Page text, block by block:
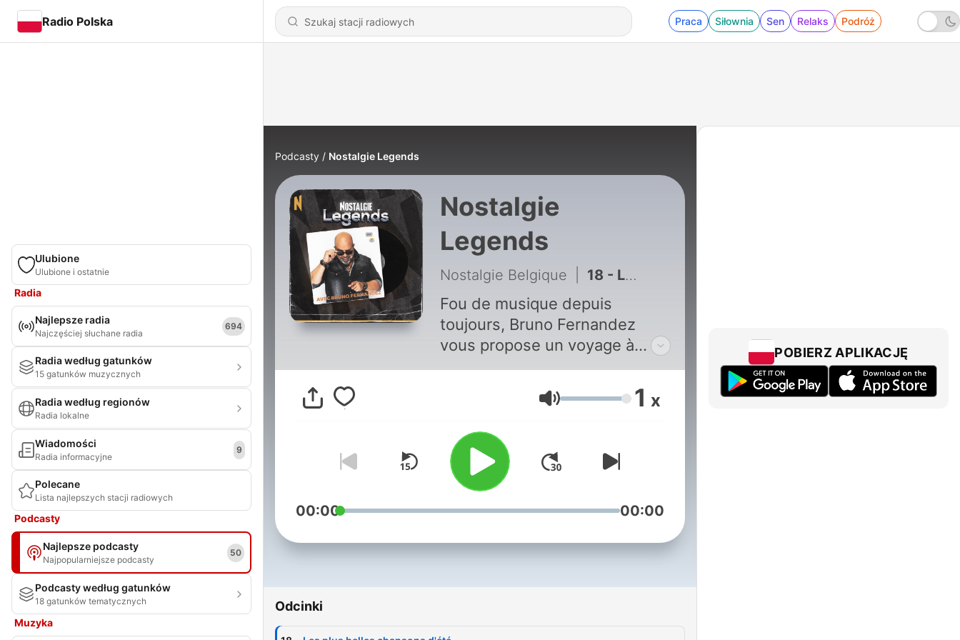
Radio Polska Praca Siłownia Sen Relaks Podróż
Ulubione
Ulubione i ostatnie
Radia
Najlepsze radia
Najczęściej słuchane radia
694
Radia według gatunków
15 gatunków muzycznych
Radia według regionów
Radia lokalne
Wiadomości
Radia informacyjne
9
Polecane
Lista najlepszych stacji radiowych
Podcasty
Najlepsze podcasty
Najpopularniejsze podcasty
50
Podcasty według gatunków
18 gatunków tematycznych
Muzyka
Podcasty Nostalgie Legends
Nostalgie
Legends
Nostalgie Belgique 18 - Les plus belles chansons d'été
Fou de musique depuis
toujours, Bruno Fernandez
vous propose un voyage à
travers les vies et les
chansons des plus grandes
vedettes aux parcours
incroyables et aux chansons
tellement inoubliables.
Chaque épisode de "Nostalgie
Legends" vous invite à
emblématiques de stars
Bruce Springsteen, Michel
Charles Aznavour, en passant
Głośność 1 x
00:00 00:00
Odcinki
POBIERZ APLIKACJĘ